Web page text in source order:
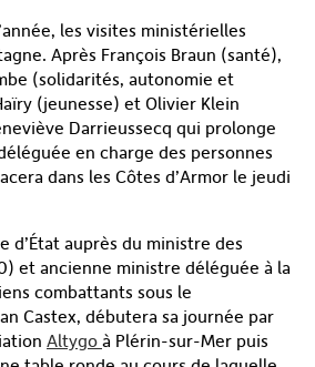
les visites ministérielles
Après François Braun (santé),
(solidarités, autonomie et
(jeunesse) et Olivier Klein
Darrieussecq qui prolonge
en charge des personnes
dans les Côtes d’Armor le jeudi
d’État auprès du ministre des
et ancienne ministre déléguée à la
combattants sous le
Castex, débutera sa journée par
Altygo à Plérin-sur-Mer puis